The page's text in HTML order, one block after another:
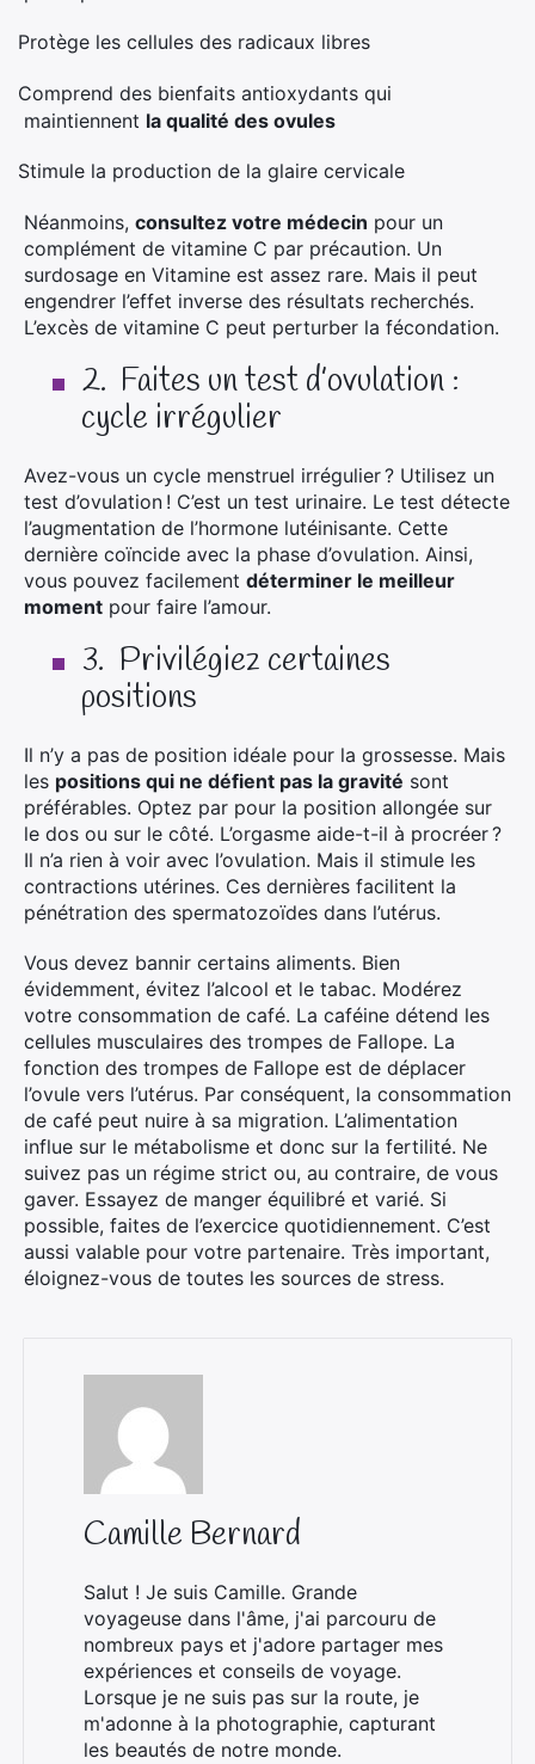
Protège les cellules des radicaux libres
Comprend des bienfaits antioxydants qui
maintiennent la qualité des ovules
Stimule la production de la glaire cervicale
Néanmoins, consultez votre médecin pour un
complément de vitamine C par précaution. Un
surdosage en Vitamine est assez rare. Mais il peut
engendrer l’effet inverse des résultats recherchés.
L’excès de vitamine C peut perturber la fécondation.
2. Faites un test d’ovulation :
cycle irrégulier
Avez-vous un cycle menstruel irrégulier ? Utilisez un
test d’ovulation ! C’est un test urinaire. Le test détecte
l’augmentation de l’hormone lutéinisante. Cette
dernière coïncide avec la phase d’ovulation. Ainsi,
vous pouvez facilement déterminer le meilleur
moment pour faire l’amour.
3. Privilégiez certaines
positions
Il n’y a pas de position idéale pour la grossesse. Mais
les positions qui ne défient pas la gravité sont
préférables. Optez par pour la position allongée sur
le dos ou sur le côté. L’orgasme aide-t-il à procréer ?
Il n’a rien à voir avec l’ovulation. Mais il stimule les
contractions utérines. Ces dernières facilitent la
pénétration des spermatozoïdes dans l’utérus.
Vous devez bannir certains aliments. Bien
évidemment, évitez l’alcool et le tabac. Modérez
votre consommation de café. La caféine détend les
cellules musculaires des trompes de Fallope. La
fonction des trompes de Fallope est de déplacer
l’ovule vers l’utérus. Par conséquent, la consommation
de café peut nuire à sa migration. L’alimentation
influe sur le métabolisme et donc sur la fertilité. Ne
suivez pas un régime strict ou, au contraire, de vous
gaver. Essayez de manger équilibré et varié. Si
possible, faites de l’exercice quotidiennement. C’est
aussi valable pour votre partenaire. Très important,
éloignez-vous de toutes les sources de stress.
Camille Bernard
Salut ! Je suis Camille. Grande
voyageuse dans l'âme, j'ai parcouru de
nombreux pays et j'adore partager mes
expériences et conseils de voyage.
Lorsque je ne suis pas sur la route, je
m'adonne à la photographie, capturant
les beautés de notre monde.